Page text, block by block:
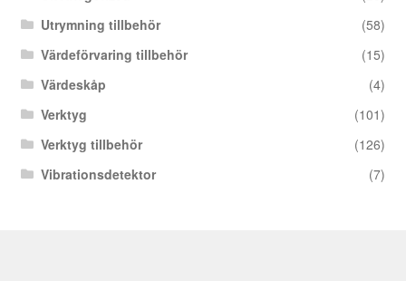
Utrymning tillbehör
(58)
Värdeförvaring tillbehör
(15)
Värdeskåp
(4)
Verktyg
(101)
Verktyg tillbehör
(126)
Vibrationsdetektor
(7)